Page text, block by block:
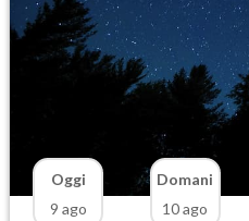
Oggi
9 ago
Domani
10 ago